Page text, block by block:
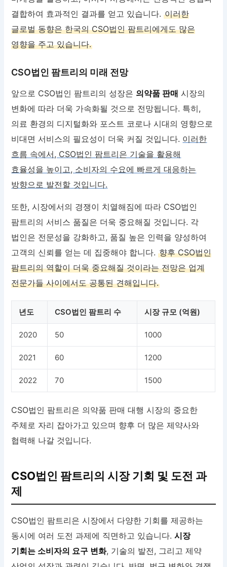
결합하여 효과적인 결과를 얻고 있습니다.이러한
글로벌 동향은 한국의 CSO법인 팜트리에게도 많은
영향을 주고 있습니다.
CSO법인 팜트리의 미래 전망
앞으로 CSO법인 팜트리의 성장은 의약품 판매 시장의
변화에 따라 더욱 가속화될 것으로 전망됩니다. 특히,
의료 환경의 디지털화와 포스트 코로나 시대의 영향으로
비대면 서비스의 필요성이 더욱 커질 것입니다. 이러한
흐름 속에서, CSO법인 팜트리은 기술을 활용해
효율성을 높이고, 소비자의 수요에 빠르게 대응하는
방향으로 발전할 것입니다.
또한, 시장에서의 경쟁이 치열해짐에 따라 CSO법인
팜트리의 서비스 품질은 더욱 중요해질 것입니다. 각
법인은 전문성을 강화하고, 품질 높은 인력을 양성하여
고객의 신뢰를 얻는 데 집중해야 합니다.향후 CSO법인
팜트리의 역할이 더욱 중요해질 것이라는 전망은 업계
전문가들 사이에서도 공통된 견해입니다.
년도 CSO법인 팜트리 수 시장 규모 (억원)
2020 50 1000
2021 60 1200
2022 70 1500
CSO법인 팜트리은 의약품 판매 대행 시장의 중요한
주체로 자리 잡아가고 있으며 향후 더 많은 제약사와
협력해 나갈 것입니다.
CSO법인 팜트리의 시장 기회 및 도전 과
제
CSO법인 팜트리은 시장에서 다양한 기회를 제공하는
동시에 여러 도전 과제에 직면하고 있습니다.시장
기회는 소비자의 요구 변화, 기술의 발전, 그리고 제약